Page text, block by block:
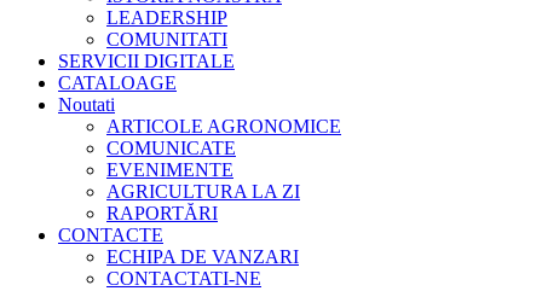
LEADERSHIP
COMUNITATI
SERVICII DIGITALE
CATALOAGE
Noutati
ARTICOLE AGRONOMICE
COMUNICATE
EVENIMENTE
AGRICULTURA LA ZI
RAPORTĂRI
CONTACTE
ECHIPA DE VANZARI
CONTACTATI-NE